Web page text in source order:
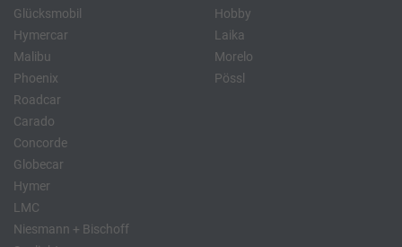
Glücksmobil
Hymercar
Malibu
Phoenix
Roadcar
Hobby
Laika
Morelo
Pössl
Carado
Concorde
Globecar
Hymer
LMC
Niesmann + Bischoff